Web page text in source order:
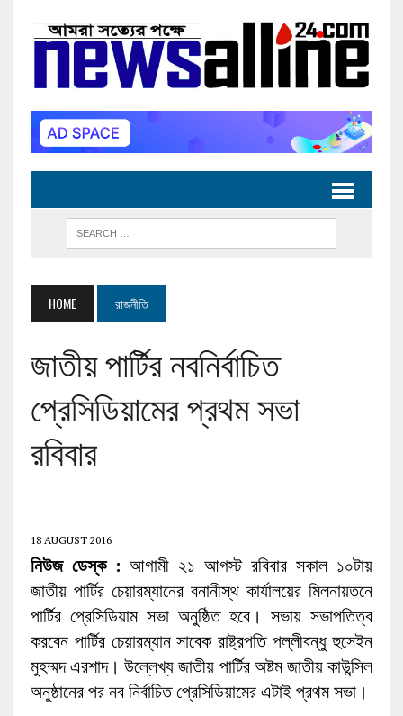
HOME রাজনীতি
জাতীয় পার্টির নবনির্বাচিত
প্রেসিডিয়ামের প্রথম সভা
রবিবার
18 AUGUST 2016
নিউজ ডেস্ক : আগামী ২১ আগস্ট রবিবার সকাল ১০টায়
জাতীয় পার্টির চেয়ারম্যানের বনানীস্থ কার্যালয়ের মিলনায়তনে
পার্টির প্রেসিডিয়াম সভা অনুষ্ঠিত হবে। সভায় সভাপতিত্ব
করবেন পার্টির চেয়ারম্যান সাবেক রাষ্ট্রপতি পল্লীবন্ধু হুসেইন
মুহম্মদ এরশাদ। উল্লেখ্য জাতীয় পার্টির অষ্টম জাতীয় কাউন্সিল
অনুষ্ঠানের পর নব নির্বাচিত প্রেসিডিয়ামের এটাই প্রথম সভা।